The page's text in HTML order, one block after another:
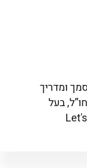
ומדריך
בעל